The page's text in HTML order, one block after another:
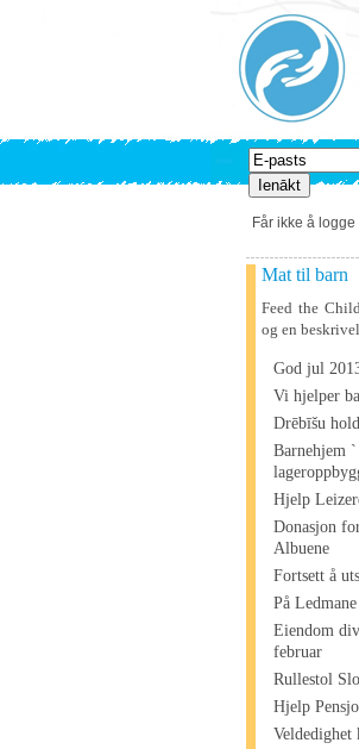
Får ikke å
Mat til barn
Feed the
og en
God jul
Vi hjelper
Drēbīšu
Barnehjem
Hjelp
Donasjon
Albuene
Fortsett å
På
Eiendom
februar
Rullestol
Hjelp
Veldedighet